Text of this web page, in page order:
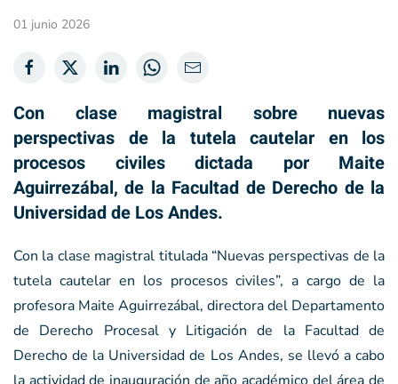
01 junio 2026
Con clase magistral sobre nuevas
perspectivas de la tutela cautelar en los
procesos civiles dictada por Maite
Aguirrezábal, de la Facultad de Derecho de la
Universidad de Los Andes.
Con la clase magistral titulada “Nuevas perspectivas de la
tutela cautelar en los procesos civiles”, a cargo de la
profesora Maite Aguirrezábal, directora del Departamento
de Derecho Procesal y Litigación de la Facultad de
Derecho de la Universidad de Los Andes, se llevó a cabo
la actividad de inauguración de año académico del área de